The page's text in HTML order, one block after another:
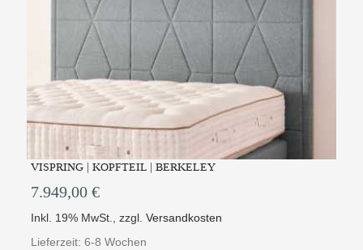
VISPRING | KOPFTEIL | BERKELEY
7.949,00 €
Inkl. 19% MwSt.,zzgl.Versandkosten
Lieferzeit: 6-8 Wochen